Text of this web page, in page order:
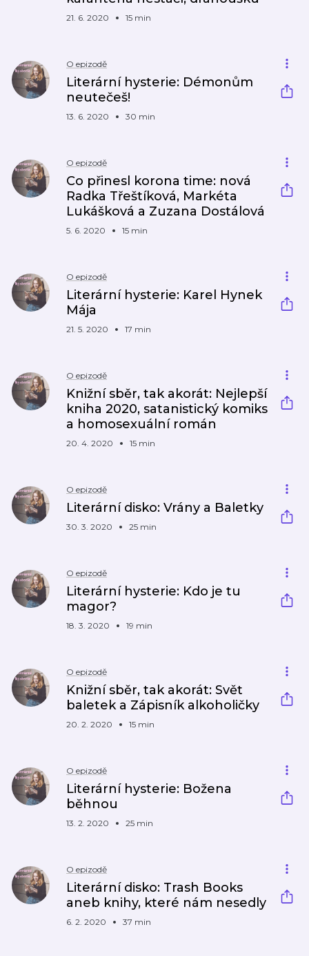
21. 6. 2020 15 min
O epizodě
Literární hysterie: Démonům
neutečeš!
13. 6. 2020 30 min
O epizodě
Co přinesl korona time: nová
Radka Třeštíková, Markéta
Lukášková a Zuzana Dostálová
5. 6. 2020 15 min
O epizodě
Literární hysterie: Karel Hynek
Mája
21. 5. 2020 17 min
O epizodě
Knižní sběr, tak akorát: Nejlepší
kniha 2020, satanistický komiks
a homosexuální román
20. 4. 2020 15 min
O epizodě
Literární disko: Vrány a Baletky
30. 3. 2020 25 min
O epizodě
Literární hysterie: Kdo je tu
magor?
18. 3. 2020 19 min
O epizodě
Knižní sběr, tak akorát: Svět
baletek a Zápisník alkoholičky
20. 2. 2020 15 min
O epizodě
Literární hysterie: Božena
běhnou
13. 2. 2020 25 min
O epizodě
Literární disko: Trash Books
aneb knihy, které nám nesedly
6. 2. 2020 37 min